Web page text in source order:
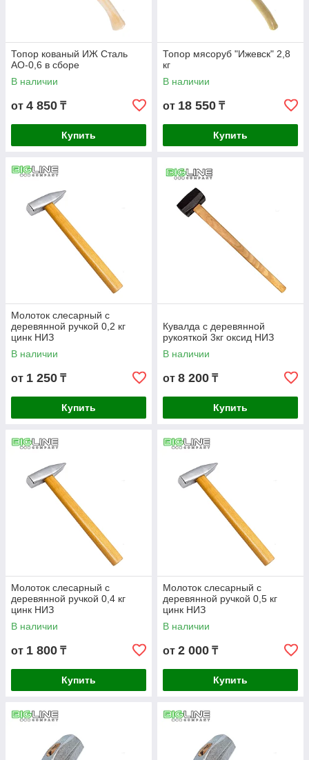
Топор кованый ИЖ Сталь
АО-0,6 в сборе
В наличии
от 4 850 ₸
Купить
Топор мясоруб "Ижевск" 2,8
кг
В наличии
от 18 550 ₸
Купить
Молоток слесарный с
деревянной ручкой 0,2 кг
цинк НИЗ
В наличии
от 1 250 ₸
Купить
Кувалда с деревянной
рукояткой 3кг оксид НИЗ
В наличии
от 8 200 ₸
Купить
Молоток слесарный с
деревянной ручкой 0,4 кг
цинк НИЗ
В наличии
от 1 800 ₸
Купить
Молоток слесарный с
деревянной ручкой 0,5 кг
цинк НИЗ
В наличии
от 2 000 ₸
Купить